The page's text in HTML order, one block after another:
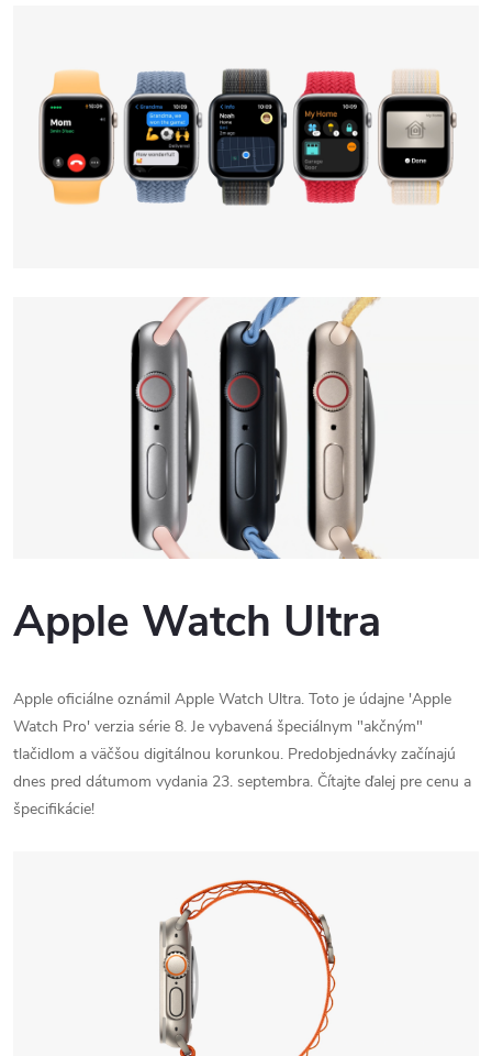
Apple Watch Ultra
Apple oficiálne oznámil Apple Watch Ultra. Toto je údajne 'Apple
Watch Pro' verzia série 8. Je vybavená špeciálnym "akčným"
tlačidlom a väčšou digitálnou korunkou. Predobjednávky začínajú
dnes pred dátumom vydania 23. septembra. Čítajte ďalej pre cenu a
špecifikácie!